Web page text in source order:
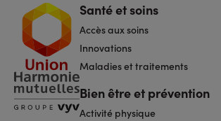
Navigation
de
page
Santé et soins
Accès aux soins
Innovations
Maladies et traitements
Bien être et prévention
Activité physique